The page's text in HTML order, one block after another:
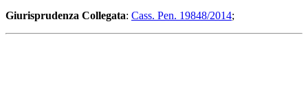
Giurisprudenza Collegata: Cass. Pen. 19848/2014;